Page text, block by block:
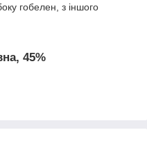
гобелен, з іншого
45%